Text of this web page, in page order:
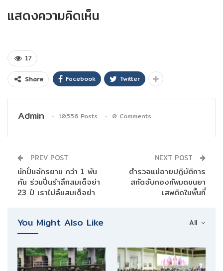
แสดงความคิดเห็น
17
Share Facebook Twitter
Admin 10556 Posts 0 Comments
PREV POST
นักปั่นจักรยาน กว่า 1 พัน
คัน ร่วมปั่นรำลึกสมเด็จย่า
23 ปี เราไม่ลืมสมเด็จย่า
NEXT POST
ตำรวจแม่อายปฏิบัติการ
สกัดจับกองทัพมดขนยา
เสพติดในพื้นที่
All
You Might Also Like